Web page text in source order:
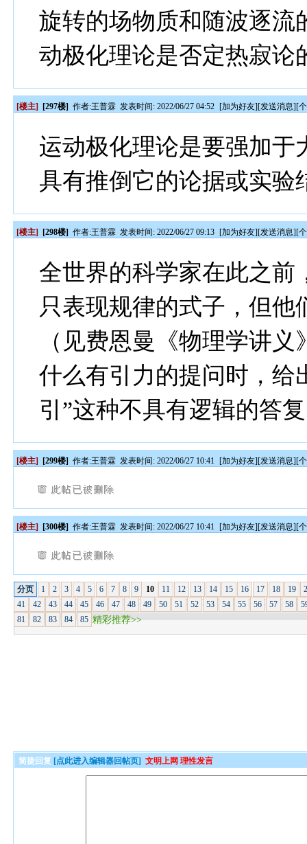
旋转的场物质和随波逐流
动极化理论是否定热寂论
[楼主] [297楼] 作者:王普霖 发表时间: 2022/06/27 04:52 [加为好友][发送消息][
运动极化理论是要强加于
具有推倒它的论据或实验
[楼主] [298楼] 作者:王普霖 发表时间: 2022/06/27 09:13 [加为好友][发送消息][
全世界的科学家在此之前
只表现规律的式子，但
（见费恩曼《物理学讲
什么有引力的提问时，给
引”这种不具有逻辑的答
[楼主] [299楼] 作者:王普霖 发表时间: 2022/06/27 10:41 [加为好友][发送消息][
[楼主] [300楼] 作者:王普霖 发表时间: 2022/06/27 10:41 [加为好友][发送消息][
分页 1 2 3 4 5 6 7 8 9 10 11 12 13 14 15 16 17 18 19
41
42 43 44 45 46 47 48 49 50 51 52 53 54 55 56 57 58
81
82 83 84 85 精彩推荐>>
简捷回复 [点此进入编辑器回帖页] 文明上网 理性发言